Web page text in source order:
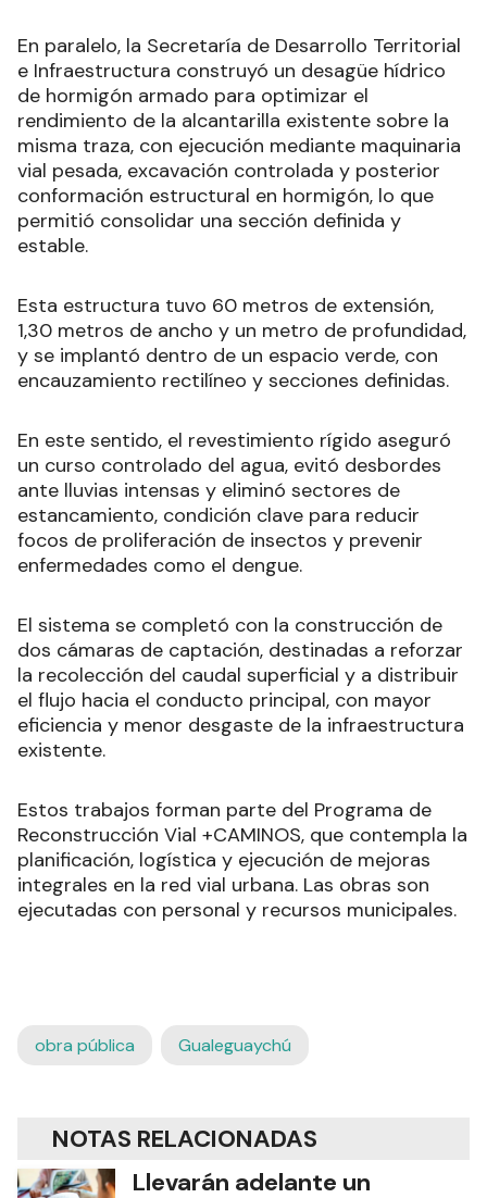
En paralelo, la Secretaría de Desarrollo Territorial
e Infraestructura construyó un desagüe hídrico
de hormigón armado para optimizar el
rendimiento de la alcantarilla existente sobre la
misma traza, con ejecución mediante maquinaria
vial pesada, excavación controlada y posterior
conformación estructural en hormigón, lo que
permitió consolidar una sección definida y
estable.
Esta estructura tuvo 60 metros de extensión,
1,30 metros de ancho y un metro de profundidad,
y se implantó dentro de un espacio verde, con
encauzamiento rectilíneo y secciones definidas.
En este sentido, el revestimiento rígido aseguró
un curso controlado del agua, evitó desbordes
ante lluvias intensas y eliminó sectores de
estancamiento, condición clave para reducir
focos de proliferación de insectos y prevenir
enfermedades como el dengue.
El sistema se completó con la construcción de
dos cámaras de captación, destinadas a reforzar
la recolección del caudal superficial y a distribuir
el flujo hacia el conducto principal, con mayor
eficiencia y menor desgaste de la infraestructura
existente.
Estos trabajos forman parte del Programa de
Reconstrucción Vial +CAMINOS, que contempla la
planificación, logística y ejecución de mejoras
integrales en la red vial urbana. Las obras son
ejecutadas con personal y recursos municipales.
obra pública Gualeguaychú
NOTAS RELACIONADAS
Llevarán adelante un